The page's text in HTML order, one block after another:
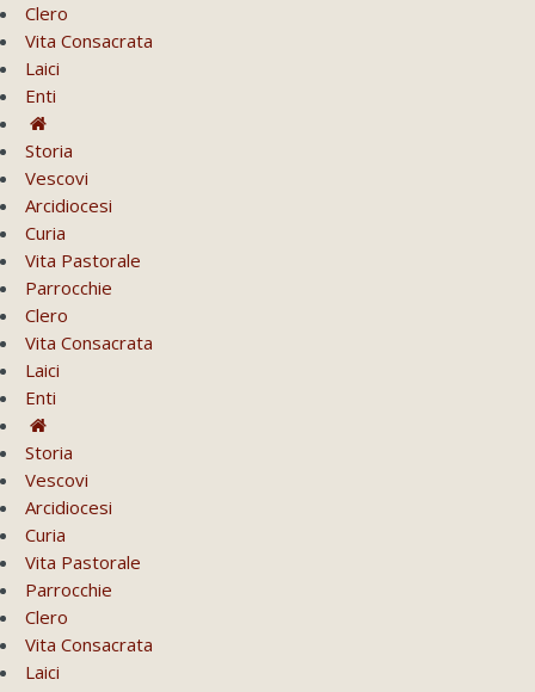
Clero
Vita Consacrata
Laici
Enti
Storia
Vescovi
Arcidiocesi
Curia
Vita Pastorale
Parrocchie
Clero
Vita Consacrata
Laici
Enti
Storia
Vescovi
Arcidiocesi
Curia
Vita Pastorale
Parrocchie
Clero
Vita Consacrata
Laici